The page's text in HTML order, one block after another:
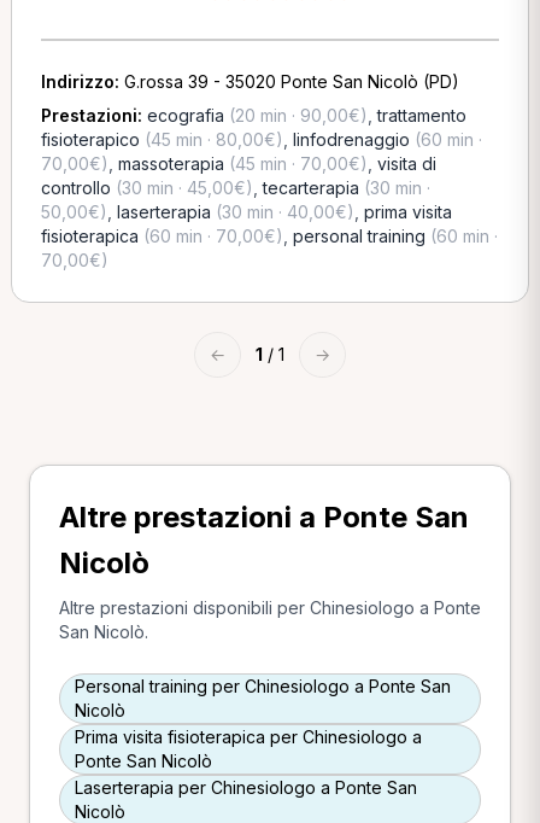
Indirizzo: G.rossa 39 - 35020 Ponte San Nicolò (PD)
Prestazioni: ecografia (20 min · 90,00€) ,trattamento
fisioterapico (45 min · 80,00€) linfodrenaggio (60 min ·
70,00€) massoterapia (45 min · 70,00€) visita di
controllo (30 min · 45,00€) ,tecarterapia (30 min ·
50,00€) laserterapia (30 min · 40,00€) prima visita
fisioterapica (60 min · 70,00€) personal training (60 min ·
70,00€)
← 1 / 1 →
Altre prestazioni a Ponte San
Nicolò
Altre prestazioni disponibili per Chinesiologo a Ponte
San Nicolò.
Personal training per Chinesiologo a Ponte San
Nicolò
Prima visita fisioterapica per Chinesiologo a
Ponte San Nicolò
Laserterapia per Chinesiologo a Ponte San
Nicolò